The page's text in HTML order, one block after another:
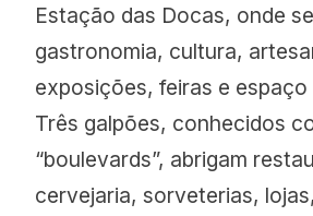
Estação das Docas, onde
gastronomia, cultura,
exposições, feiras e
Três galpões, conhecidos
“boulevards”, abrigam
cervejaria, sorveterias, lojas,